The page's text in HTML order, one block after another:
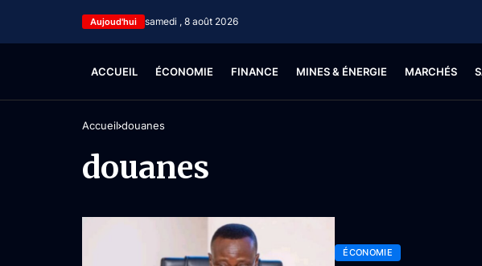
Aujoud'hui samedi , 8 août 2026
ACCUEIL ÉCONOMIE FINANCE MINES & ÉNERGIE MARCHÉS
Accueil douanes
douanes
ÉCONOMIE